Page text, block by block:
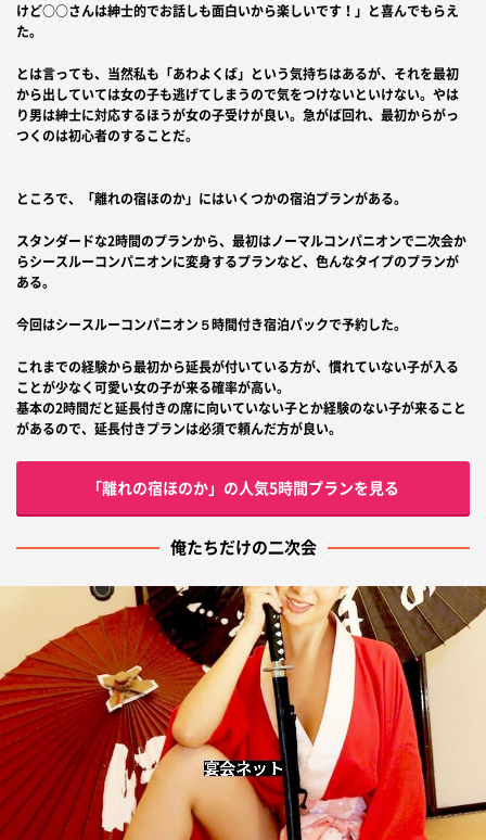
けど○○さんは紳士的でお話しも面白いから楽しいです！」と喜んでもらえ
た。
とは言っても、当然私も「あわよくば」という気持ちはあるが、それを最初
から出していては女の子も逃げてしまうので気をつけないといけない。やは
り男は紳士に対応するほうが女の子受けが良い。急がば回れ、最初からがっ
つくのは初心者のすることだ。
ところで、「離れの宿ほのか」にはいくつかの宿泊プランがある。
スタンダードな2時間のプランから、最初はノーマルコンパニオンで二次会か
らシースルーコンパニオンに変身するプランなど、色んなタイプのプランが
ある。
今回はシースルーコンパニオン５時間付き宿泊パックで予約した。
これまでの経験から最初から延長が付いている方が、慣れていない子が入る
ことが少なく可愛い女の子が来る確率が高い。
基本の2時間だと延長付きの席に向いていない子とか経験のない子が来ること
があるので、延長付きプランは必須で頼んだ方が良い。
「離れの宿ほのか」の人気5時間プランを見る
俺たちだけの二次会